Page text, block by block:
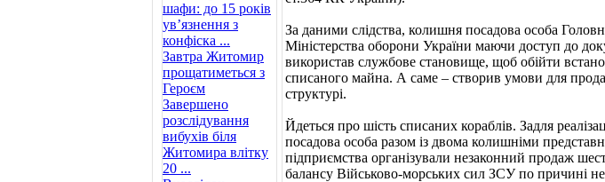
шафи: до 15 років
ув’язнення з
конфіска ...
Завтра Житомир
прощатиметься з
Героєм
Завершено
розслідування
вибухів біля
Житомира влітку
20 ...
За даними слідства, колишня посадова особа
Міністерства оборони України маючи доступ до
використав службове становище, щоб обійти
списаного майна. А саме – створив умови для
структурі.
Йдеться про шість списаних кораблів. Задля
посадова особа разом із двома колишніми
підприємства організували незаконний продаж
балансу Військово-морських сил ЗСУ по причині